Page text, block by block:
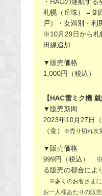
札幌（丘珠） = 釧
戸）・女満別・利
※10月29日から札
田線追加
▼販売価格
1,000円（税込）
【HAC雪ミク機
▼販売期間
2023年10月27日
（金）
※売り切れ次
▼販売価格
999円（税込） ※
る販売の都合によ
※多くのお客さまに
お一人様あたりの販